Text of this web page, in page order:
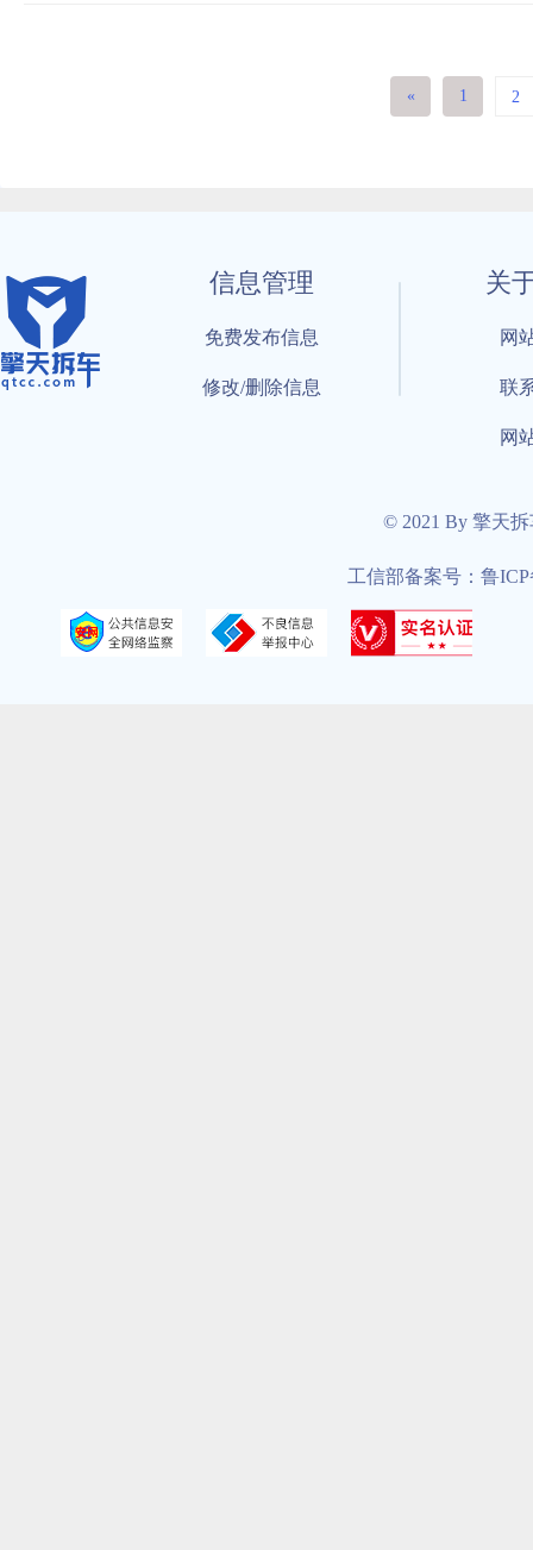
« 1 2
信息管理
免费发布信息
修改/删除信息
关
网
联
网
© 2021 By 擎天
工信部备案号：鲁